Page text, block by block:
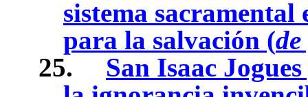
sistema sacramental
para la salvación (
25.
San Isaac